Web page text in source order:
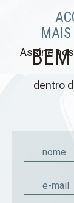
MAIS
Assine
dentro